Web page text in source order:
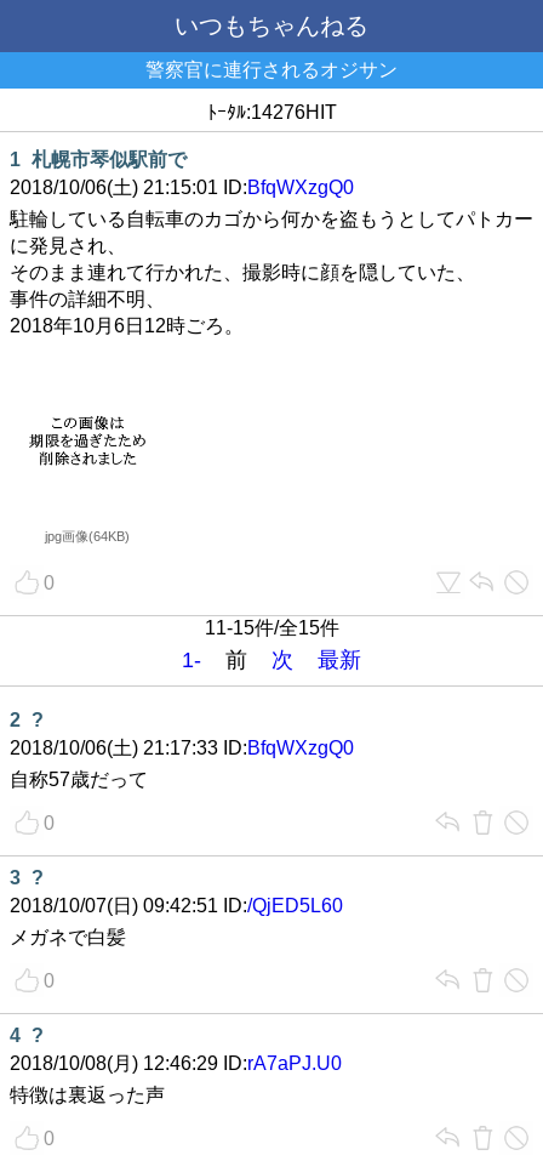
いつもちゃんねる
警察官に連行されるオジサン
ﾄｰﾀﾙ:14276HIT
1 札幌市琴似駅前で
2018/10/06(土) 21:15:01 ID:BfqWXzgQ0
駐輪している自転車のカゴから何かを盗もうとしてパトカー
に発見され、
そのまま連れて行かれた、撮影時に顔を隠していた、
事件の詳細不明、
2018年10月6日12時ごろ。
jpg画像(64KB)
0
11-15件/全15件
1- 前 次 最新
2 ?
2018/10/06(土) 21:17:33 ID:BfqWXzgQ0
自称57歳だって
0
3 ?
2018/10/07(日) 09:42:51 ID:/QjED5L60
メガネで白髪
0
4 ?
2018/10/08(月) 12:46:29 ID:rA7aPJ.U0
特徴は裏返った声
0